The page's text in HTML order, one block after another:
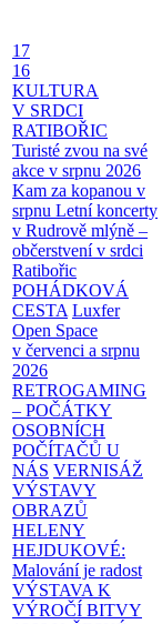
17
16
KULTURA
V SRDCI
RATIBOŘIC
Turisté zvou na své
akce v srpnu 2026
Kam za kopanou v
srpnu Letní koncerty
v Rudrově mlýně –
občerstvení v srdci
Ratibořic
POHÁDKOVÁ
CESTA Luxfer
Open Space
v červenci a srpnu
2026
RETROGAMING
– POČÁTKY
OSOBNÍCH
POČÍTAČŮ U
NÁS VERNISÁŽ
VÝSTAVY
OBRAZŮ
HELENY
HEJDUKOVÉ:
Malování je radost
VÝSTAVA K
VÝROČÍ BITVY